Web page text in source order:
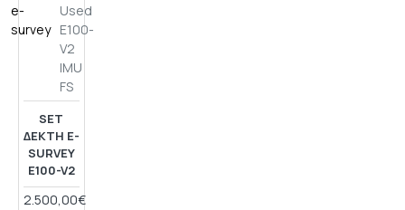
e-
survey
Used
E100-
V2
IMU
FS
SET
ΔΈΚΤΗ E-
SURVEY
E100-V2
2.500,00€